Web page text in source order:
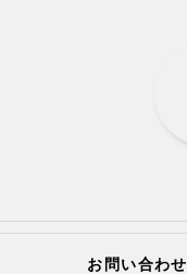
お問い合わせ